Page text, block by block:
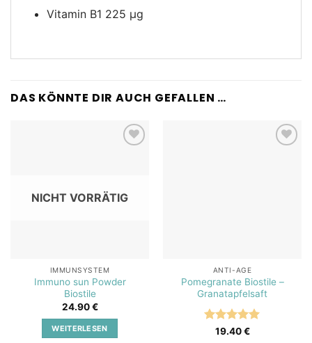
Vitamin B1 225 µg
DAS KÖNNTE DIR AUCH GEFALLEN …
NICHT VORRÄTIG
IMMUNSYSTEM
Immuno sun Powder
Biostile
24.90€
WEITERLESEN
ANTI-AGE
Pomegranate Biostile –
Granatapfelsaft
Bewertet
19.40€